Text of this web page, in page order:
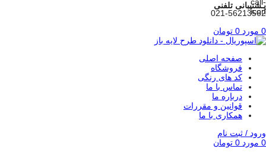
پـشتیبانی تلفنی
021-56213562
0 مورد 0 تومان
صفحه اصلی
فروشگاه
کد های رنگی
تماس با ما
درباره ما
قوانین و مقررات
همکاری با ما
ورود / ثبت نام
0 مورد 0 تومان